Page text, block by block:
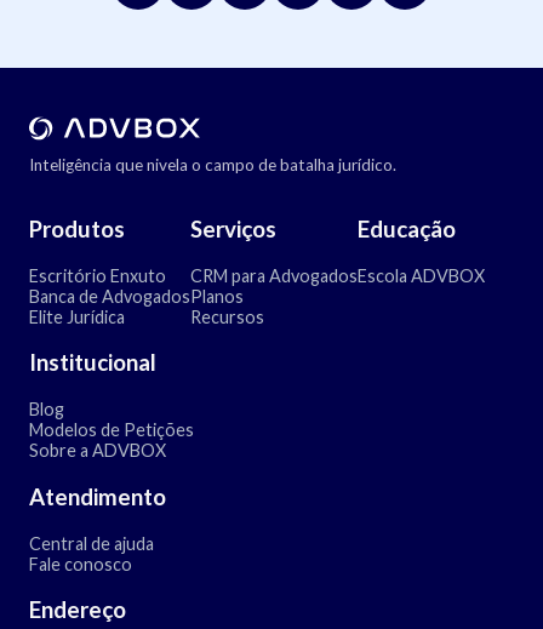
Inteligência que nivela o campo de batalha jurídico.
Produtos
Escritório Enxuto
Banca de Advogados
Elite Jurídica
Serviços
CRM para Advogados
Planos
Recursos
Educação
Escola ADVBOX
Institucional
Blog
Modelos de Petições
Sobre a ADVBOX
Atendimento
Central de ajuda
Fale conosco
Endereço